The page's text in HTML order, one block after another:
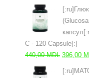
C - 120 Capsule[:]
440,00MDL 396,00